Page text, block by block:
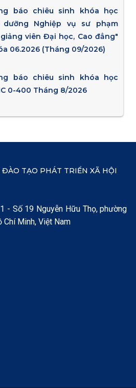
báo chiêu sinh khóa học
dưỡng Nghiệp vụ sư phạm
viên Đại học, Cao đẳng"
06.2026 (Tháng 09/2026)
báo chiêu sinh khóa học
0-400 Tháng 8/2026
ĐÀO TẠO PHÁT TRIỂN XÃ HỘI
- Số 19 Nguyễn Hữu Thọ, phường
Chí Minh, Việt Nam